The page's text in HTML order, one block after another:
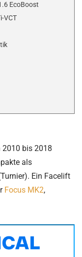
EcoBoost
VCT
2010 bis 2018
als
Ein Facelift
Focus MK2,